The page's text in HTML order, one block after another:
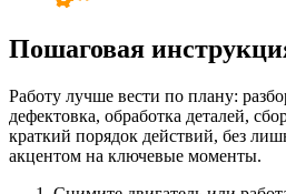
Пошаговая
Работу лучше вести по плану:
дефектовка, обработка деталей,
краткий порядок действий, без
акцентом на ключевые моменты.